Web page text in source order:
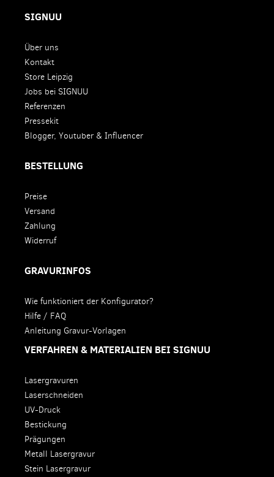
SIGNUU
Über uns
Kontakt
Store Leipzig
Jobs bei SIGNUU
Referenzen
Pressekit
Blogger, Youtuber & Influencer
BESTELLUNG
Preise
Versand
Zahlung
Widerruf
GRAVURINFOS
Wie funktioniert der Konfigurator?
Hilfe / FAQ
Anleitung Gravur-Vorlagen
VERFAHREN & MATERIALIEN BEI SIGNUU
Lasergravuren
Laserschneiden
UV-Druck
Bestickung
Prägungen
Metall Lasergravur
Stein Lasergravur